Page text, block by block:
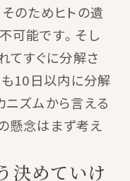
のためヒトの遺
可能です。そし
てすぐに分解さ
も10日以内に分解
ニズムから言える
懸念はまず考え
決めていけ